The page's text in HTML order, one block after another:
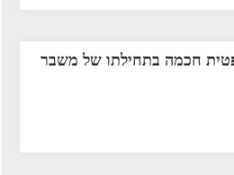
חכמה בתחילתו של משבר